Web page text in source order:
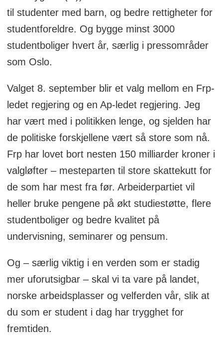
til studenter med barn, og bedre rettigheter for
studentforeldre. Og bygge minst 3000
studentboliger hvert år, særlig i pressområder
som Oslo.
Valget 8. september blir et valg mellom en Frp-
ledet regjering og en Ap-ledet regjering. Jeg
har vært med i politikken lenge, og sjelden har
de politiske forskjellene vært så store som nå.
Frp har lovet bort nesten 150 milliarder kroner i
valgløfter – mesteparten til store skattekutt for
de som har mest fra før. Arbeiderpartiet vil
heller bruke pengene på økt studiestøtte, flere
studentboliger og bedre kvalitet på
undervisning, seminarer og pensum.
Og – særlig viktig i en verden som er stadig
mer uforutsigbar – skal vi ta vare på landet,
norske arbeidsplasser og velferden vår, slik at
du som er student i dag har trygghet for
fremtiden.